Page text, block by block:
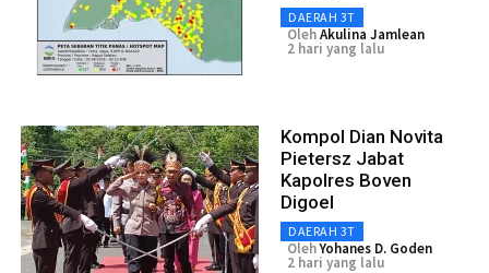
DAERAH 3T
OlehAkulina Jamlean
2 hari yang lalu
Kompol Dian Novita
Pietersz Jabat
Kapolres Boven
Digoel
DAERAH 3T
OlehYohanes D. Goden
2 hari yang lalu